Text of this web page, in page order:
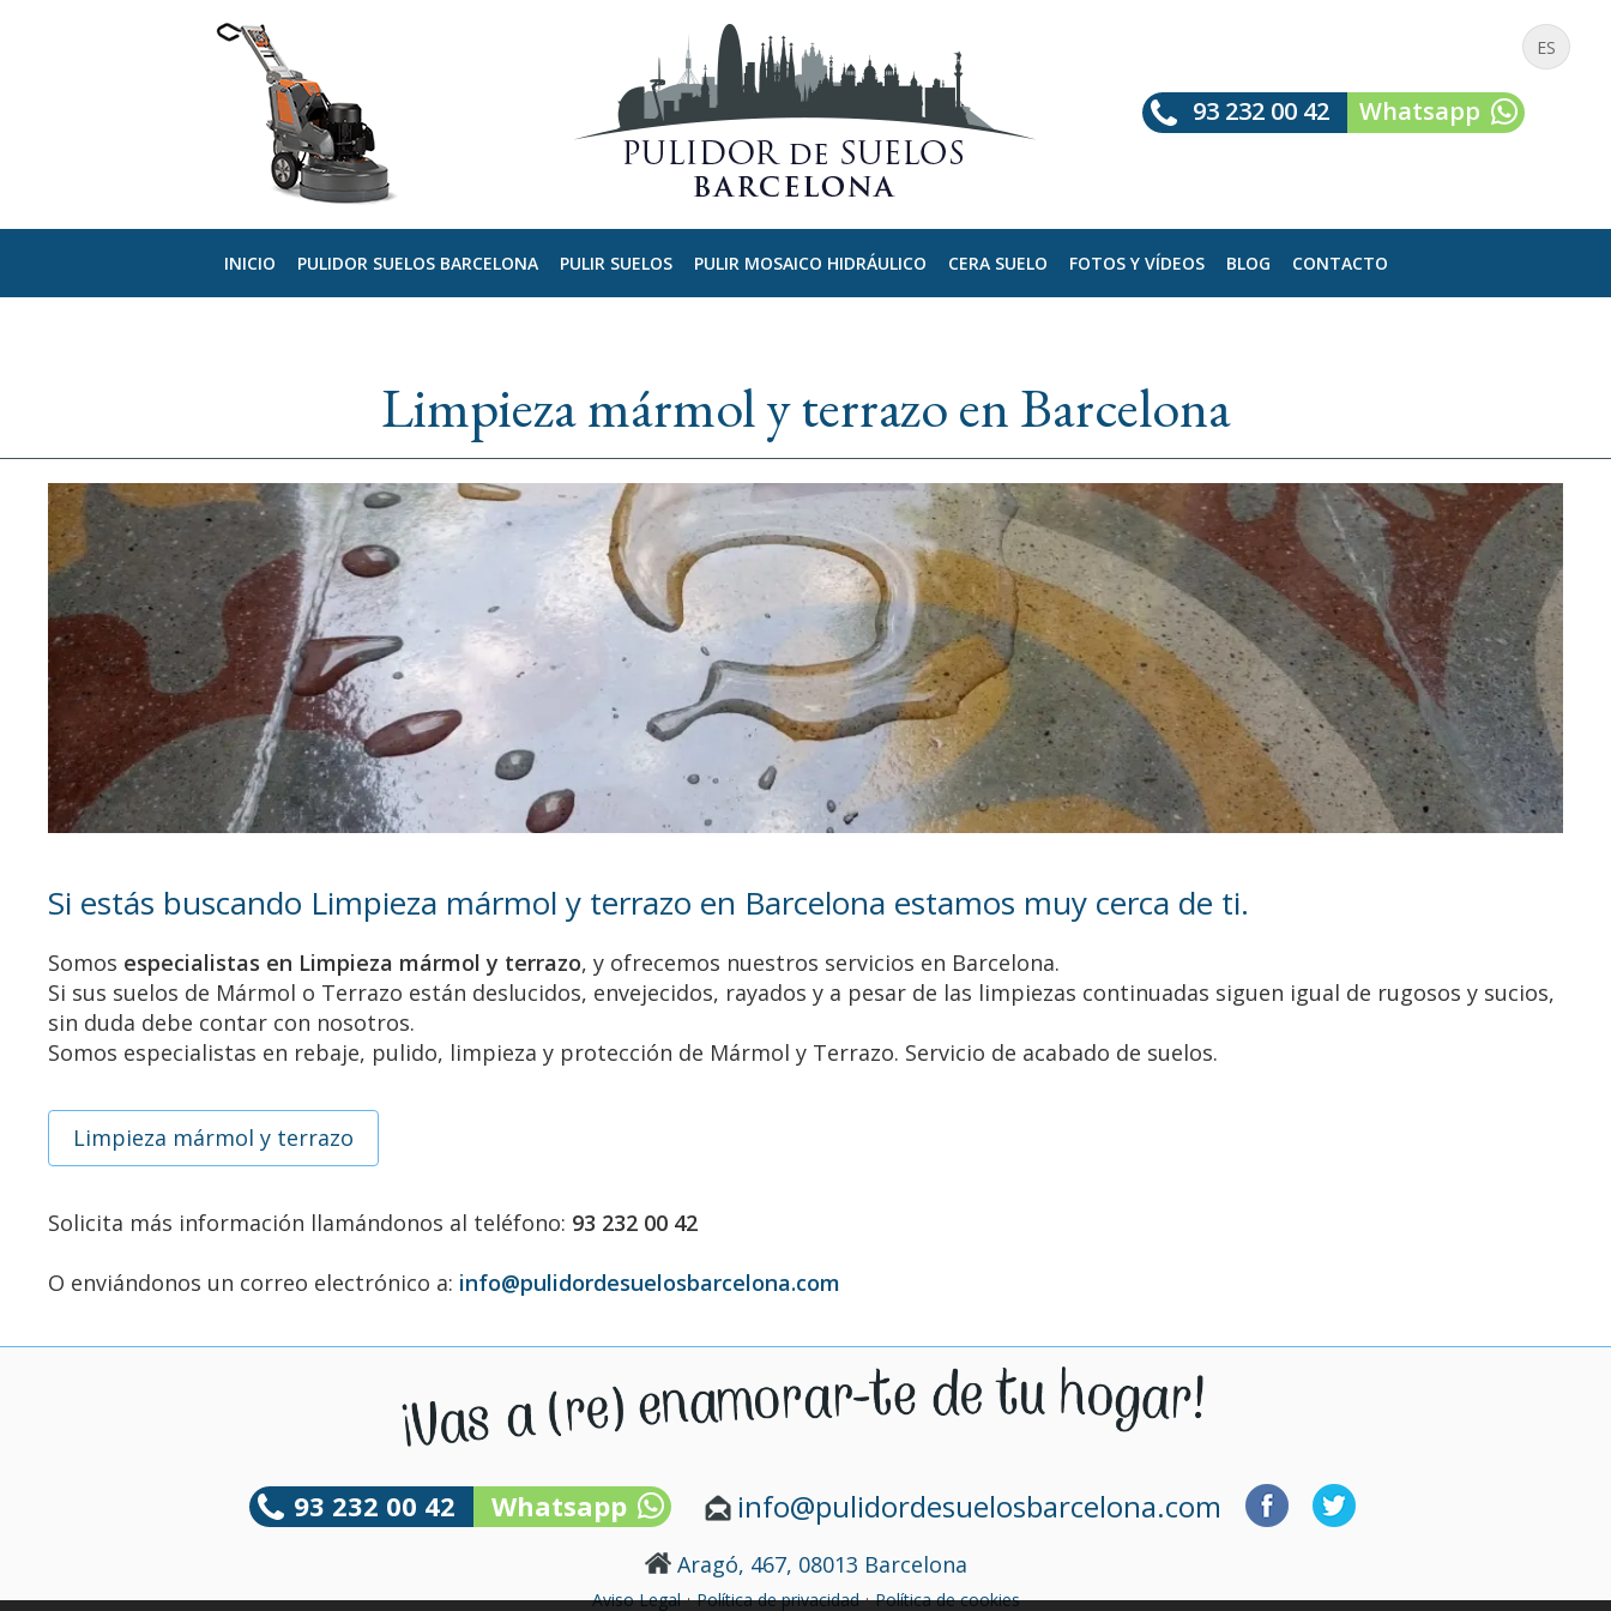
ES
93 232 00 42 Whatsapp
INICIO PULIDOR SUELOS BARCELONA PULIR SUELOS PULIR MOSAICO HIDRÁULICO CERA SUELO FOTOS Y VÍDEOS BLOG CONTACTO
Limpieza mármol y terrazo en Barcelona
Si estás buscando Limpieza mármol y terrazo en Barcelona estamos muy cerca de ti.
Somos especialistas en Limpieza mármol y terrazo, y ofrecemos nuestros servicios en Barcelona.
Si sus suelos de Mármol o Terrazo están deslucidos, envejecidos, rayados y a pesar de las limpiezas continuadas siguen igual de rugosos y sucios,
sin duda debe contar con nosotros.
Somos especialistas en rebaje, pulido, limpieza y protección de Mármol y Terrazo. Servicio de acabado de suelos.
Limpieza mármol y terrazo
Solicita más información llamándonos al teléfono: 93 232 00 42
O enviándonos un correo electrónico a: info@pulidordesuelosbarcelona.com
93 232 00 42 Whatsapp info@pulidordesuelosbarcelona.com
Aragó, 467, 08013 Barcelona
Aviso Legal·Política de privacidad·Política de cookies